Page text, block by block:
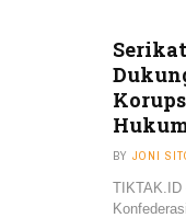
BY JONI
TIKTAK.ID